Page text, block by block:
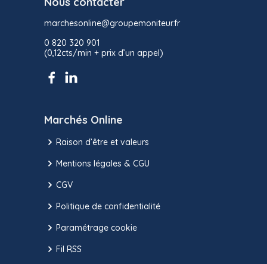
marchesonline@groupemoniteur.fr
0 820 320 901
(0,12cts/min + prix d’un appel)
Marchés Online
Raison d’être et valeurs
Mentions légales & CGU
CGV
Politique de confidentialité
Paramétrage cookie
Fil RSS